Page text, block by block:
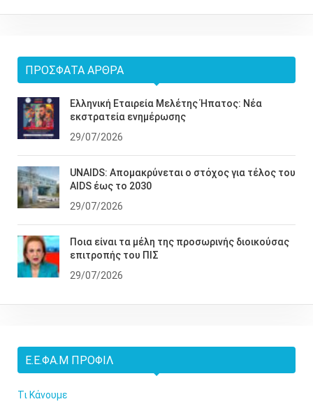
ΠΡΌΣΦΑΤΑ ΆΡΘΡΑ
Ελληνική Εταιρεία Μελέτης Ήπατος: Νέα
εκστρατεία ενημέρωσης
29/07/2026
UNAIDS: Απομακρύνεται ο στόχος για τέλος του
AIDS έως το 2030
29/07/2026
Ποια είναι τα μέλη της προσωρινής διοικούσας
επιτροπής του ΠΙΣ
29/07/2026
Ε.Ε.ΦΑ.Μ ΠΡΟΦΊΛ
Τι Κάνουμε